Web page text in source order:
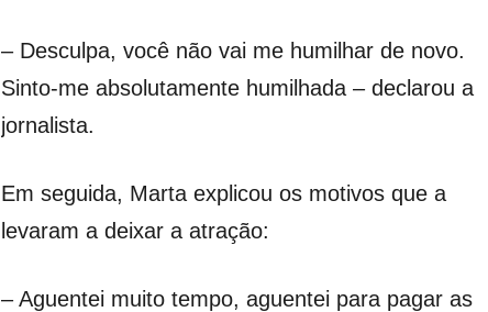
– Desculpa, você não vai me humilhar de novo.
Sinto-me absolutamente humilhada – declarou a
jornalista.
Em seguida, Marta explicou os motivos que a
levaram a deixar a atração:
– Aguentei muito tempo, aguentei para pagar as